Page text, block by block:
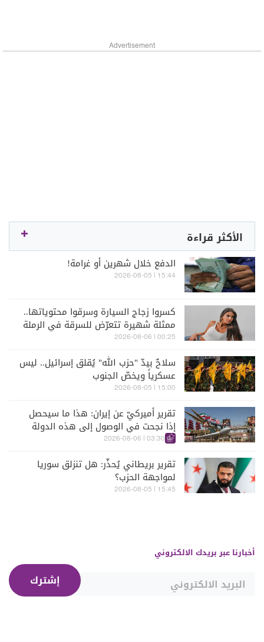
Advertisement
الأكثر قراءة
الدفع خلال شهرين أو غرامة!
15:44 | 2026-08-05
كسروا زجاج السيارة وسرقوا محتوياتها..
ممثلة شهيرة تتعرّض للسرقة في الرملة
البيضاء (فيديو)
00:25 | 2026-08-06
سلاحٌ بيدّ "حزب الله" يُقلق إسرائيل.. ليس
عسكرياً ويخصّ الجنوب
15:00 | 2026-08-05
تقرير أميركيّ عن إيران: هذا ما سيحصل
إذا نجحت في الوصول إلى هذه الدولة
الآسيويّة
03:30 | 2026-08-06
تقرير بريطاني يُحذّر: هل تنزلق سوريا
لمواجهة الحزب؟
15:45 | 2026-08-05
أخبارنا عبر بريدك الالكتروني
إشترك